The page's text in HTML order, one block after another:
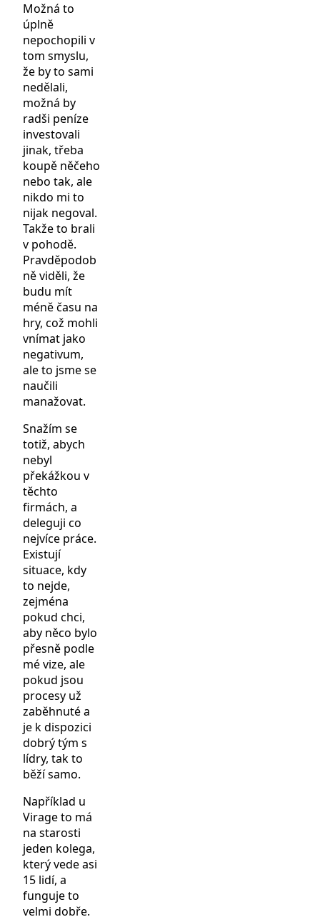
Možná to
úplně
nepochopili v
tom smyslu,
že by to sami
nedělali,
možná by
radši peníze
investovali
jinak, třeba
koupě něčeho
nebo tak, ale
nikdo mi to
nijak negoval.
Takže to brali
v pohodě.
Pravděpodob
ně viděli, že
budu mít
méně času na
hry, což mohli
vnímat jako
negativum,
ale to jsme se
naučili
manažovat.
Snažím se
totiž, abych
nebyl
překážkou v
těchto
firmách, a
deleguji co
nejvíce práce.
Existují
situace, kdy
to nejde,
zejména
pokud chci,
aby něco bylo
přesně podle
mé vize, ale
pokud jsou
procesy už
zaběhnuté a
je k dispozici
dobrý tým s
lídry, tak to
běží samo.
Například u
Virage to má
na starosti
jeden kolega,
který vede asi
15 lidí, a
funguje to
velmi dobře.